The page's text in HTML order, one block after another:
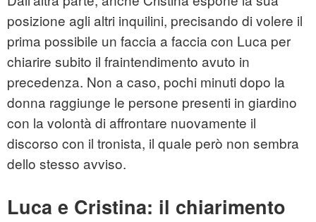
posizione agli altri inquilini, precisando di volere il
prima possibile un faccia a faccia con Luca per
chiarire subito il fraintendimento avuto in
precedenza. Non a caso, pochi minuti dopo la
donna raggiunge le persone presenti in giardino
con la volontà di affrontare nuovamente il
discorso con il tronista, il quale però non sembra
dello stesso avviso.
Luca e Cristina: il chiarimento